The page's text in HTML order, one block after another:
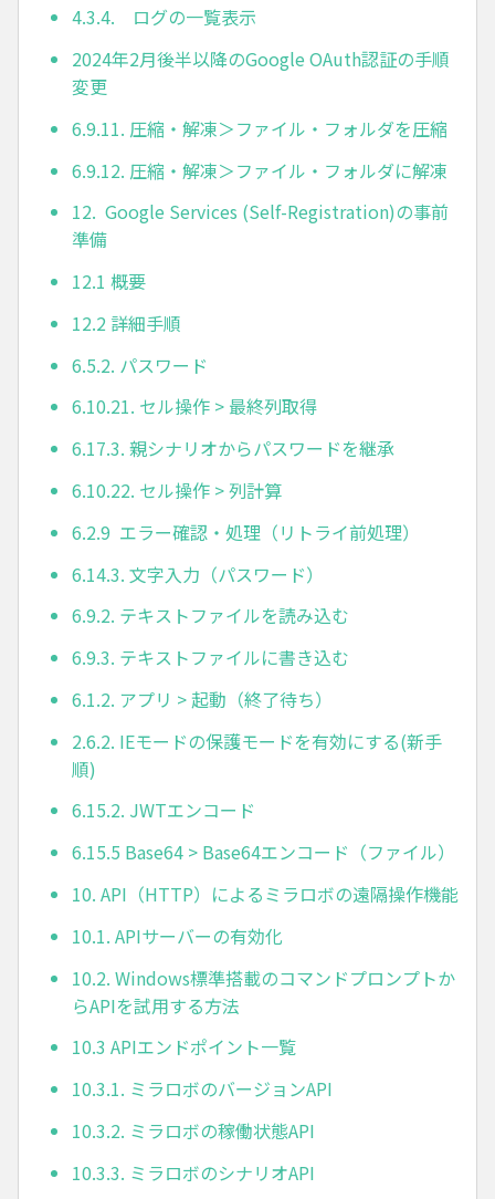
4.3.4. ログの一覧表示
2024年2月後半以降のGoogle OAuth認証の手順
変更
6.9.11. 圧縮・解凍＞ファイル・フォルダを圧縮
6.9.12. 圧縮・解凍＞ファイル・フォルダに解凍
12. Google Services (Self-Registration)の事前
準備
12.1 概要
12.2 詳細手順
6.5.2. パスワード
6.10.21. セル操作 > 最終列取得
6.17.3. 親シナリオからパスワードを継承
6.10.22. セル操作 > 列計算
6.2.9 エラー確認・処理（リトライ前処理）
6.14.3. 文字入力（パスワード）
6.9.2. テキストファイルを読み込む
6.9.3. テキストファイルに書き込む
6.1.2. アプリ > 起動（終了待ち）
2.6.2. IEモードの保護モードを有効にする(新手
順)
6.15.2. JWTエンコード
6.15.5 Base64 > Base64エンコード（ファイル）
10. API（HTTP）によるミラロボの遠隔操作機能
10.1. APIサーバーの有効化
10.2. Windows標準搭載のコマンドプロンプトか
らAPIを試用する方法
10.3 APIエンドポイント一覧
10.3.1. ミラロボのバージョンAPI
10.3.2. ミラロボの稼働状態API
10.3.3. ミラロボのシナリオAPI